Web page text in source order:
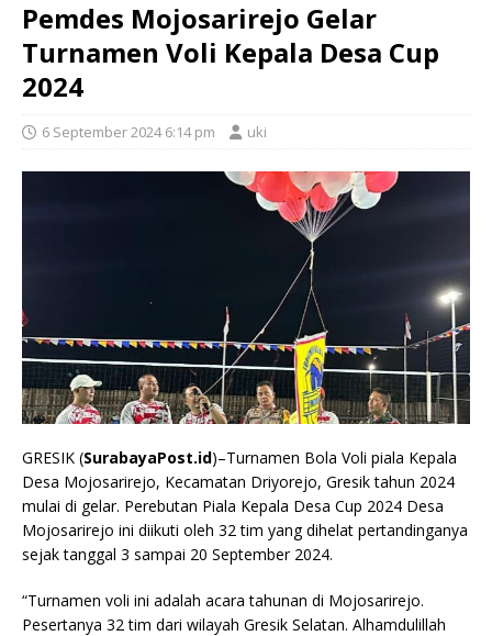
Pemdes Mojosarirejo Gelar
Turnamen Voli Kepala Desa Cup
2024
6 September 2024 6:14 pm uki
GRESIK (SurabayaPost.id)–Turnamen Bola Voli piala Kepala
Desa Mojosarirejo, Kecamatan Driyorejo, Gresik tahun 2024
mulai di gelar. Perebutan Piala Kepala Desa Cup 2024 Desa
Mojosarirejo ini diikuti oleh 32 tim yang dihelat pertandinganya
sejak tanggal 3 sampai 20 September 2024.
“Turnamen voli ini adalah acara tahunan di Mojosarirejo.
Pesertanya 32 tim dari wilayah Gresik Selatan. Alhamdulillah